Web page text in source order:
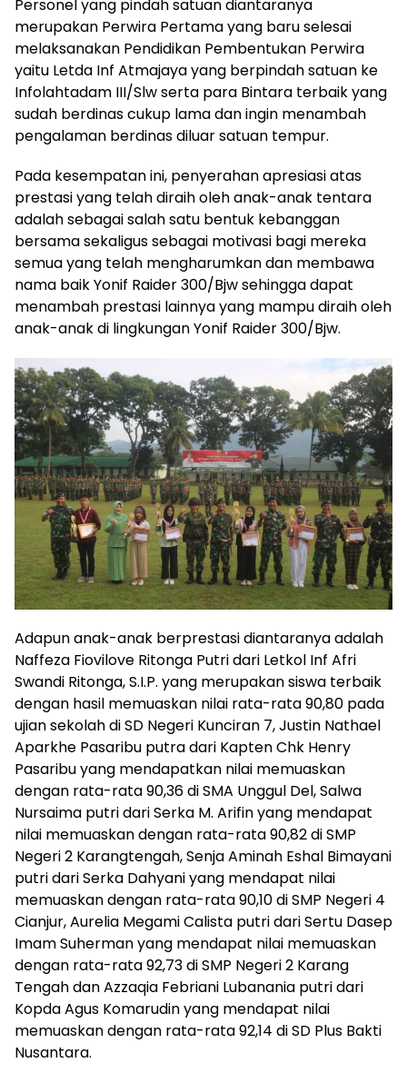
Personel yang pindah satuan diantaranya
merupakan Perwira Pertama yang baru selesai
melaksanakan Pendidikan Pembentukan Perwira
yaitu Letda Inf Atmajaya yang berpindah satuan ke
Infolahtadam III/Slw serta para Bintara terbaik yang
sudah berdinas cukup lama dan ingin menambah
pengalaman berdinas diluar satuan tempur.
Pada kesempatan ini, penyerahan apresiasi atas
prestasi yang telah diraih oleh anak-anak tentara
adalah sebagai salah satu bentuk kebanggan
bersama sekaligus sebagai motivasi bagi mereka
semua yang telah mengharumkan dan membawa
nama baik Yonif Raider 300/Bjw sehingga dapat
menambah prestasi lainnya yang mampu diraih oleh
anak-anak di lingkungan Yonif Raider 300/Bjw.
Adapun anak-anak berprestasi diantaranya adalah
Naffeza Fiovilove Ritonga Putri dari Letkol Inf Afri
Swandi Ritonga, S.I.P. yang merupakan siswa terbaik
dengan hasil memuaskan nilai rata-rata 90,80 pada
ujian sekolah di SD Negeri Kunciran 7, Justin Nathael
Aparkhe Pasaribu putra dari Kapten Chk Henry
Pasaribu yang mendapatkan nilai memuaskan
dengan rata-rata 90,36 di SMA Unggul Del, Salwa
Nursaima putri dari Serka M. Arifin yang mendapat
nilai memuaskan dengan rata-rata 90,82 di SMP
Negeri 2 Karangtengah, Senja Aminah Eshal Bimayani
putri dari Serka Dahyani yang mendapat nilai
memuaskan dengan rata-rata 90,10 di SMP Negeri 4
Cianjur, Aurelia Megami Calista putri dari Sertu Dasep
Imam Suherman yang mendapat nilai memuaskan
dengan rata-rata 92,73 di SMP Negeri 2 Karang
Tengah dan Azzaqia Febriani Lubanania putri dari
Kopda Agus Komarudin yang mendapat nilai
memuaskan dengan rata-rata 92,14 di SD Plus Bakti
Nusantara.